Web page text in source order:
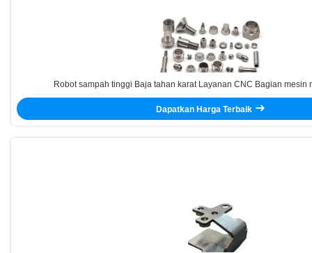
Robot sampah tinggi Baja tahan karat Layanan CNC Bagian mesin
Dapatkan Harga Terbaik